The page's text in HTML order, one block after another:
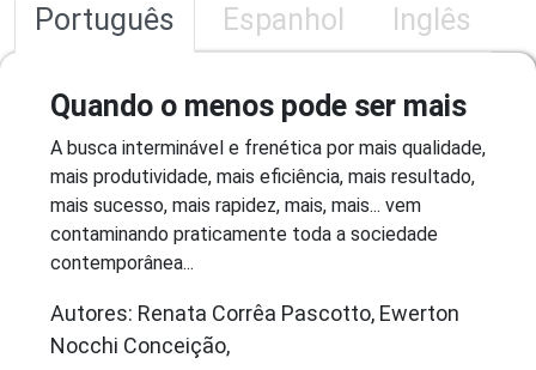
Português Espanhol Inglês
Quando o menos pode ser mais
A busca interminável e frenética por mais qualidade,
mais produtividade, mais eficiência, mais resultado,
mais sucesso, mais rapidez, mais, mais... vem
contaminando praticamente toda a sociedade
contemporânea...
Autores: Renata Corrêa Pascotto, Ewerton
Nocchi Conceição,